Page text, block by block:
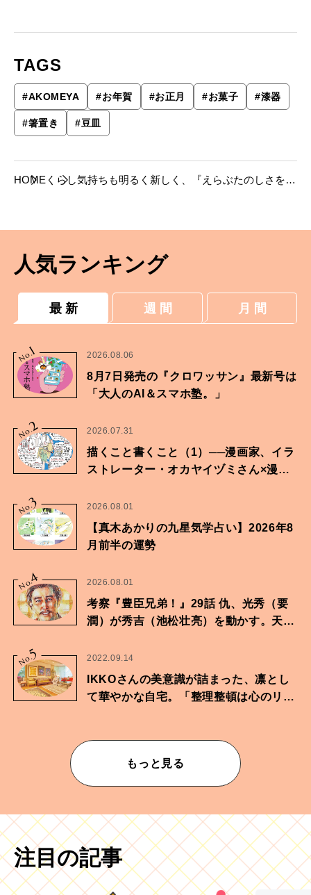
TAGS
#AKOMEYA #お年賀 #お正月 #お菓子 #漆器
#箸置き #豆皿
HOME くらし気持ちも明るく新しく、『えらぶたのしさを招
人気ランキング
最 新 週 間 月 間
No.
1 2026.08.06
8月7日発売の『クロワッサン』最新号は
「大人のAI＆スマホ塾。」
No.2 2026.07.31
描くこと書くこと（1）──漫画家、イラ
ストレーター・オカヤイヅミさん×漫画
No.
3 2026.08.01
【真木あかりの九星気学占い】2026年8
月前半の運勢
No.
4 2026.08.01
考察『豊臣兄弟！』29話 仇、光秀（要
潤）が秀吉（池松壮亮）を動かす。天下
No.
5 2022.09.14
IKKOさんの美意識が詰まった、凛とし
て華やかな自宅。「整理整頓は心のリズ
もっと見る
注目の記事